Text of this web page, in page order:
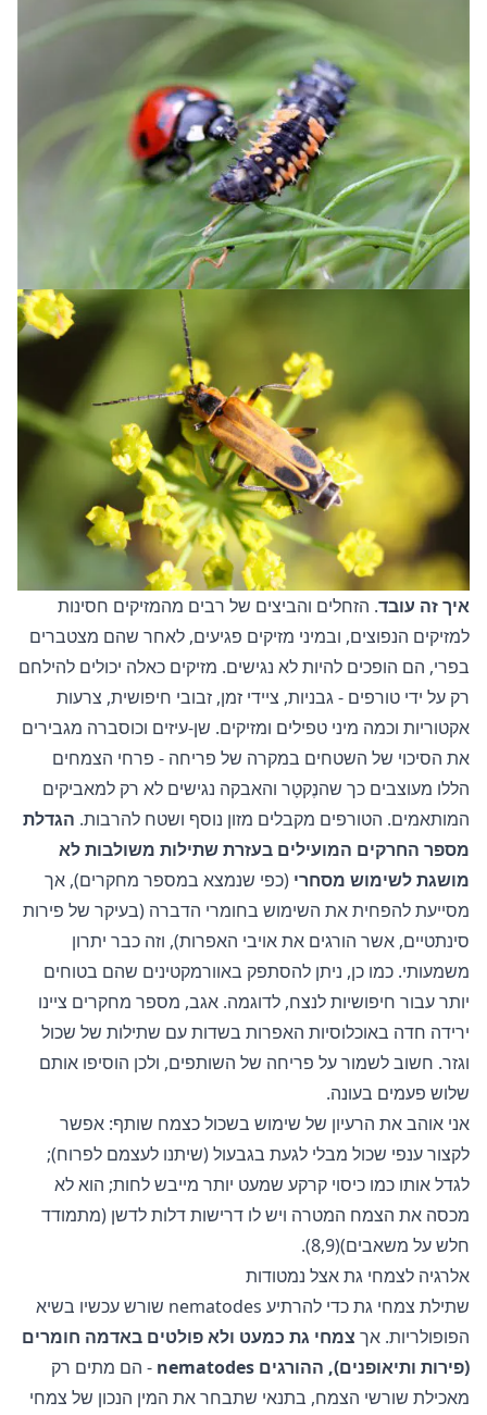
איך זה עובד. הזחלים והביצים של רבים מהמזיקים חסינות
למזיקים הנפוצים, ובמיני מזיקים פגיעים, לאחר שהם מצטברים
בפרי, הם הופכים להיות לא נגישים. מזיקים כאלה יכולים להילחם
רק על ידי טורפים - גבניות, ציידי זמן, זבובי חיפושית, צרעות
אקטוריות וכמה מיני טפילים ומזיקים. שן-עיזים וכוסברה מגבירים
את הסיכוי של השטחים במקרה של פריחה - פרחי הצמחים
הללו מעוצבים כך שהנֶקטָר והאבקה נגישים לא רק למאביקים
המותאמים. הטורפים מקבלים מזון נוסף ושטח להרבות. הגדלת
מספר החרקים המועילים בעזרת שתילות משולבות לא
מושגת לשימוש מסחרי (כפי שנמצא במספר מחקרים), אך
מסייעת להפחית את השימוש בחומרי הדברה (בעיקר של פירות
סינתטיים, אשר הורגים את אויבי האפרות), וזה כבר יתרון
משמעותי. כמו כן, ניתן להסתפק באוורמקטינים שהם בטוחים
יותר עבור חיפושיות לנצח, לדוגמה. אגב, מספר מחקרים ציינו
ירידה חדה באוכלוסיות האפרות בשדות עם שתילות של שכול
וגזר. חשוב לשמור על פריחה של השותפים, ולכן הוסיפו אותם
שלוש פעמים בעונה.
אני אוהב את הרעיון של שימוש בשכול כצמח שותף: אפשר
לקצור ענפי שכול מבלי לגעת בגבעול (שיתנו לעצמם לפרוח);
לגדל אותו כמו כיסוי קרקע שמעט יותר מייבש לחות; הוא לא
מכסה את הצמח המטרה ויש לו דרישות דלות לדשן (מתמודד
חלש על משאבים)(8,9).
אלרגיה לצמחי גת אצל נמטודות
שתילת צמחי גת כדי להרתיע nematodes שורש עכשיו בשיא
הפופולריות. אך צמחי גת כמעט ולא פולטים באדמה חומרים
(פירות ותיאופנים), ההורגים nematodes
- הם מתים רק
מאכילת שורשי הצמח, בתנאי שתבחר את המין הנכון של צמחי